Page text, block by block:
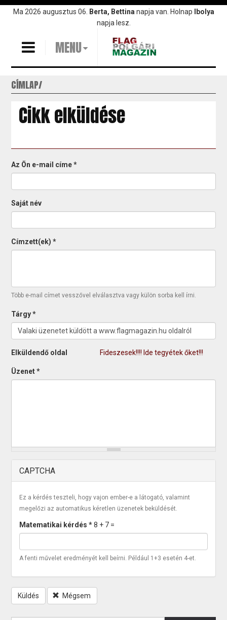
UgrásMa 2026 augusztus 06. Berta, Bettina napja van. Holnap
Ibolya
napja lesz.
MENU
CÍMLAP
Cikk elküldése
Az Ön e-mail címe*
Saját név
Címzett(ek)*
Több e-mail címet vesszővel elválasztva vagy külön sorba kell írni.
Tárgy*
Elküldendő oldal Fideszesek!!!! Ide tegyétek őket!!!
Üzenet*
CAPTCHA
Ez a kérdés teszteli, hogy vajon ember-e a látogató, valamint
megelőzi az automatikus kéretlen üzenetek beküldését.
Matematikai kérdés*8 + 7 =
A fenti művelet eredményét kell beírni. Például 1+3 esetén 4-et.
Küldés Mégsem